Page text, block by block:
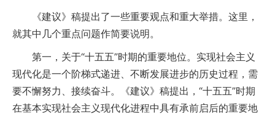
《建议》稿提出了一些重要观点和重大举措。这里，
就其中几个重点问题作简要说明。
第一，关于“十五五”时期的重要地位。实现社会主义
现代化是一个阶梯式递进、不断发展进步的历史过程，需
要不懈努力、接续奋斗。《建议》稿提出，“十五五”时期
在基本实现社会主义现代化进程中具有承前启后的重要地